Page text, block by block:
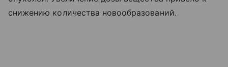
снижению количества новообразований.